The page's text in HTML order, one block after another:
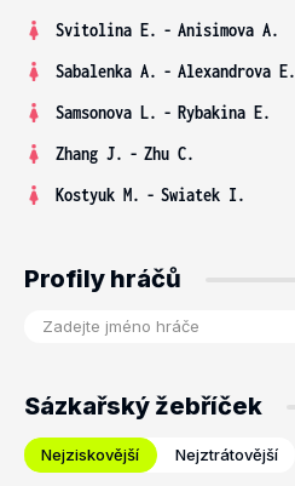
Svitolina E. - Anisimova A.
Sabalenka A. - Alexandrova E.
Samsonova L. - Rybakina E.
Zhang J. - Zhu C.
Kostyuk M. - Swiatek I.
Profily hráčů
Sázkařský žebříček
Nejziskovější Nejztrátovější